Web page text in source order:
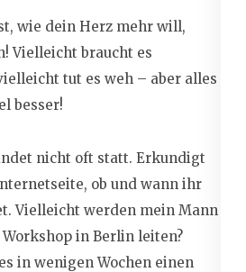
wie dein Herz mehr will,
Vielleicht braucht es
tut es weh – aber alles
besser!
nicht oft statt. Erkundigt
ob und wann ihr
Vielleicht werden mein Mann
in Berlin leiten?
in wenigen Wochen einen